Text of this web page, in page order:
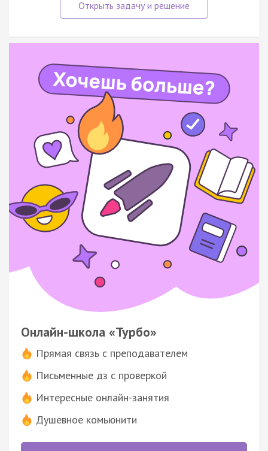
Онлайн-школа «Турбо»
Прямая связь с преподавателем
Письменные дз с проверкой
Интересные онлайн-занятия
Душевное комьюнити